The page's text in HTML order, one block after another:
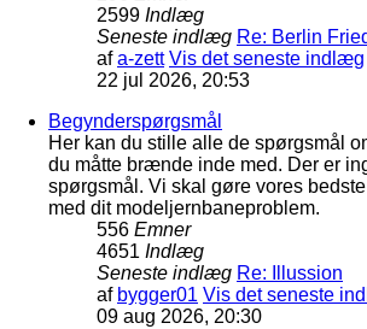
2599 Indlæg
Seneste indlæg Re: Berlin
afa-zett Vis det seneste indlæg
22 jul 2026, 20:53
Begynderspørgsmål
Her kan du stille alle de spørgsmål
du måtte brænde inde med. Der er
spørgsmål. Vi skal gøre vores
med dit modeljernbaneproblem.
556 Emner
4651 Indlæg
Seneste indlæg Re: Illussion
af bygger01 Vis det seneste
09 aug 2026, 20:30